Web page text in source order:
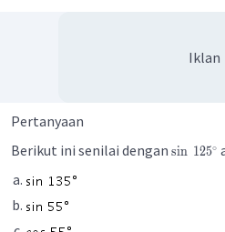
Iklan
Pertanyaan
Berikut ini senilai dengan sin 125∘